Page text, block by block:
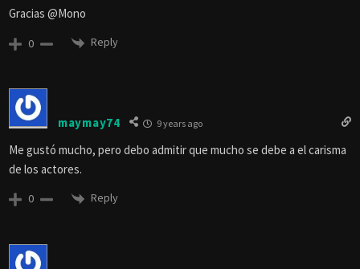
Gracias @Mono
0 Reply
maymay74 9 years ago
Me gustó mucho, pero debo admitir que mucho se debe a el carisma
de los actores.
0 Reply